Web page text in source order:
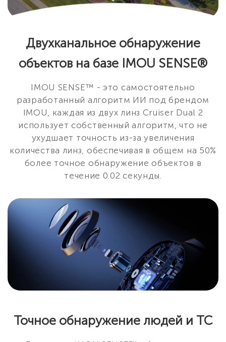
Двухканальное обнаружение
объектов на базе IMOU SENSE®
IMOU SENSE™ - это самостоятельно
разработанный алгоритм ИИ под брендом
IMOU, каждая из двух линз Cruiser Dual 2
использует собственный алгоритм, что не
ухудшает точность из-за увеличения
количества линз, обеспечивая в общем на 50%
более точное обнаружение объектов в
течение 0.02 секунды.
Точное обнаружение людей и ТС